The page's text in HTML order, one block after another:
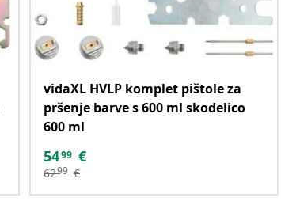
vidaXL HVLP komplet pištole za
pršenje barve s 600 ml skodelico
600 ml
5499 €
6299 €